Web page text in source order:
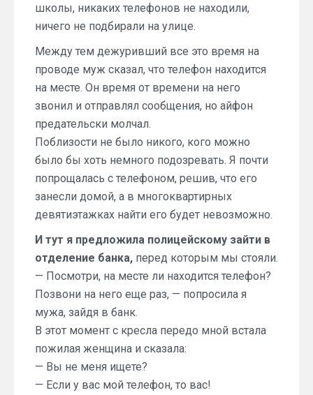
школы, никаких телефонов не находили,
ничего не подбирали на улице.
Между тем дежуривший все это время на
проводе муж сказал, что телефон находится
на месте. Он время от времени на него
звонил и отправлял сообщения, но айфон
предательски молчал.
Поблизости не было никого, кого можно
было бы хоть немного подозревать. Я почти
попрощалась с телефоном, решив, что его
занесли домой, а в многоквартирных
девятиэтажках найти его будет невозможно.
И тут я предложила полицейскому зайти в
отделение банка, перед которым мы стояли.
— Посмотри, на месте ли находится телефон?
Позвони на него еще раз, — попросила я
мужа, зайдя в банк.
В этот момент с кресла передо мной встала
пожилая женщина и сказала:
— Вы не меня ищете?
— Если у вас мой телефон, то вас!